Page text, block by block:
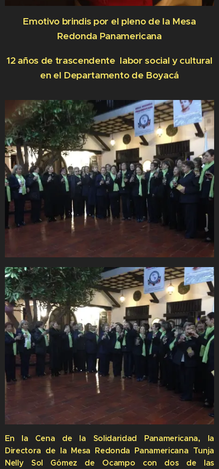
Emotivo brindis por el pleno de la Mesa
Redonda Panamericana
12 años de trascendente labor social y cultural
en el Departamento de Boyacá
En la Cena de la Solidaridad Panamericana, la
Directora de la Mesa Redonda Panamericana Tunja
Nelly Sol Gómez de Ocampo con dos de las